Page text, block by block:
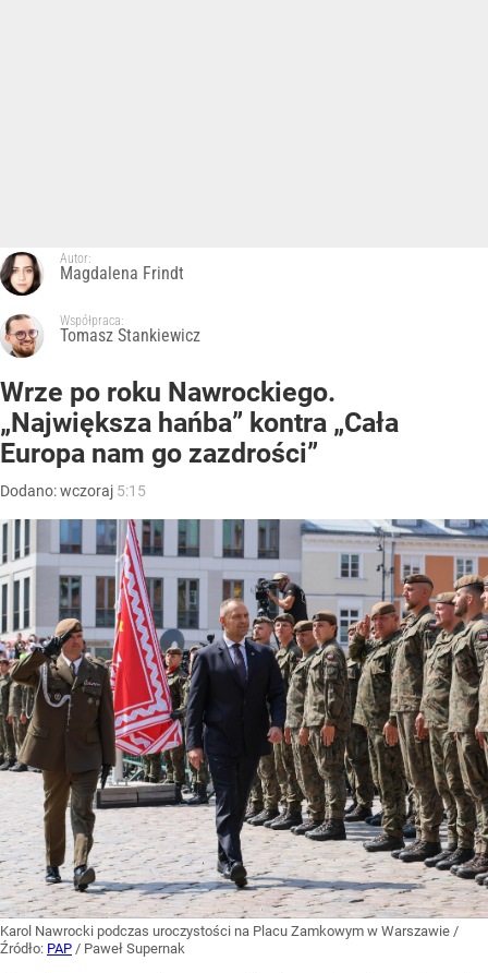
Autor:
Magdalena Frindt
Współpraca:
Tomasz Stankiewicz
Wrze po roku Nawrockiego.
„Największa hańba” kontra „Cała
Europa nam go zazdrości”
Dodano:wczoraj 5:15
Karol Nawrocki podczas uroczystości na Placu Zamkowym w Warszawie /
Źródło: PAP / Paweł Supernak